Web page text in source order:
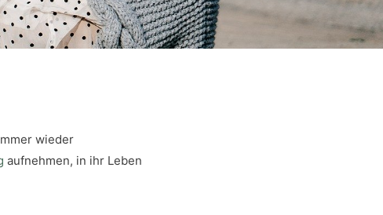
wieder
aufnehmen, in ihr Leben